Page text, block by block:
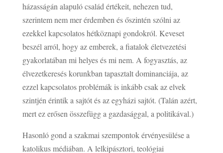
házasságán alapuló család értékeit, nehezen tud,
szerintem nem mer érdemben és őszintén szólni az
ezekkel kapcsolatos hétköznapi gondokról. Keveset
beszél arról, hogy az emberek, a fiatalok életvezetési
gyakorlatában mi helyes és mi nem. A fogyasztás, az
élvezetkeresés korunkban tapasztalt dominanciája, az
ezzel kapcsolatos problémák is inkább csak az elvek
szintjén érintik a sajtót és az egyházi sajtót. (Talán azért,
mert ez erősen összefügg a gazdasággal, a politikával.)
Hasonló gond a szakmai szempontok érvényesülése a
katolikus médiában. A lelkipásztori, teológiai